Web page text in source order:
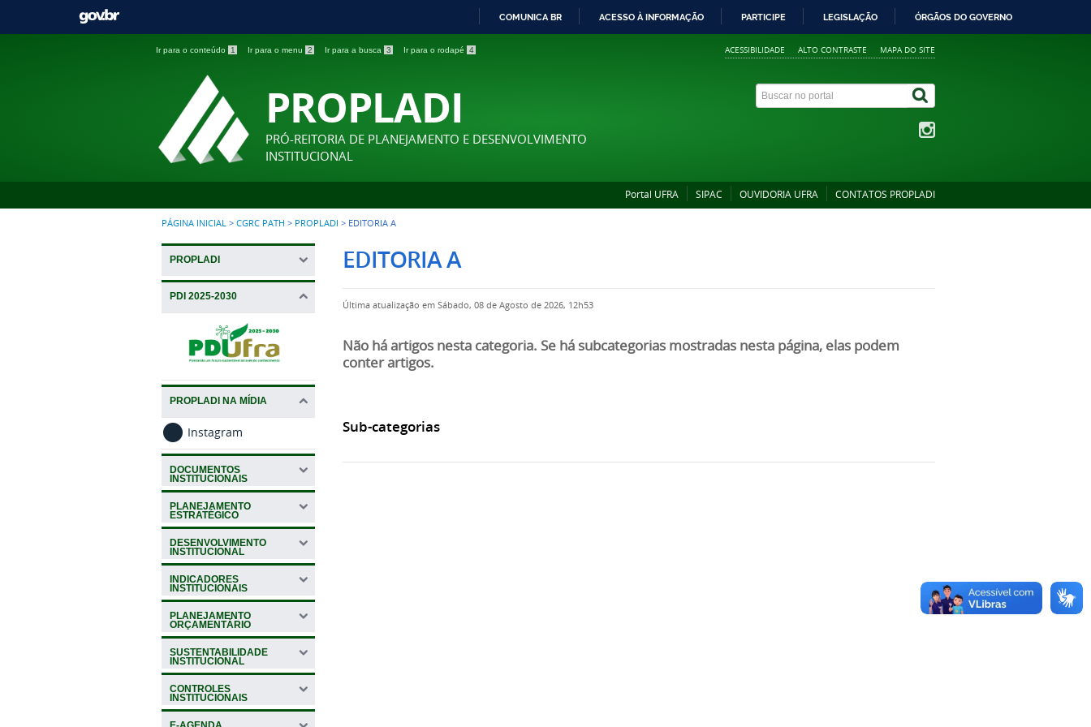
COMUNICA BR ACESSO À INFORMAÇÃO PARTICIPE LEGISLAÇÃO ÓRGÃOS DO GOVERNO
Ir para o conteúdo 1 Ir para o menu 2 Ir para a busca 3 Ir para o rodapé 4 ACESSIBILIDADE ALTO CONTRASTE MAPA DO SITE
PROPLADI
PRÓ-REITORIA DE PLANEJAMENTO E DESENVOLVIMENTO
INSTITUCIONAL
Portal UFRA SIPAC OUVIDORIA UFRA CONTATOS PROPLADI
PÁGINA INICIAL > CGRC PATH > PROPLADI > EDITORIA A
PROPLADI
PDI 2025-2030
PROPLADI NA MÍDIA
Instagram
DOCUMENTOS
INSTITUCIONAIS
PLANEJAMENTO
ESTRATÉGICO
DESENVOLVIMENTO
INSTITUCIONAL
INDICADORES
INSTITUCIONAIS
PLANEJAMENTO
ORÇAMENTÁRIO
SUSTENTABILIDADE
INSTITUCIONAL
CONTROLES
INSTITUCIONAIS
EDITORIA A
Última atualização em Sábado, 08 de Agosto de 2026, 12h53
Não há artigos nesta categoria. Se há subcategorias mostradas nesta página, elas podem
conter artigos.
Sub-categorias